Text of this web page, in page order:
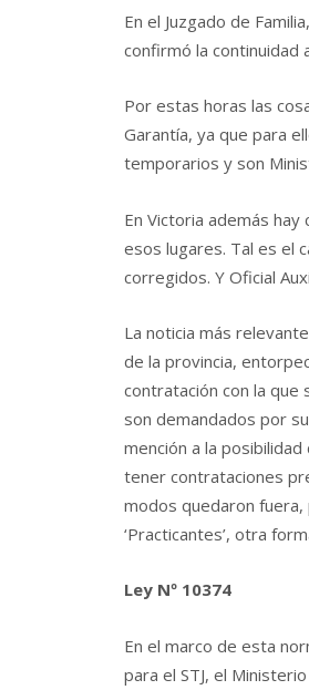
En el Juzgado de
confirmó la continuidad
Por estas horas las
Garantía, ya que para
temporarios y son
En Victoria además
esos lugares. Tal es el
corregidos. Y Oficial
La noticia más
de la provincia,
contratación con la que
son demandados por
mención a la
tener contrataciones
modos quedaron
‘Practicantes’, otra
Ley Nº 10374
En el marco de esta
para el STJ, el